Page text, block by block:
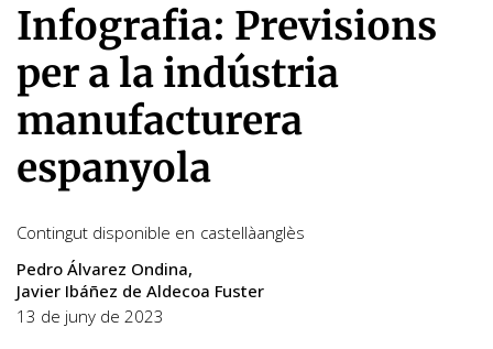
Infografia: Previsions
per a la indústria
manufacturera
espanyola
Contingut disponible en castellàanglès
Pedro Álvarez Ondina
Javier Ibáñez de Aldecoa Fuster
13 de juny de 2023